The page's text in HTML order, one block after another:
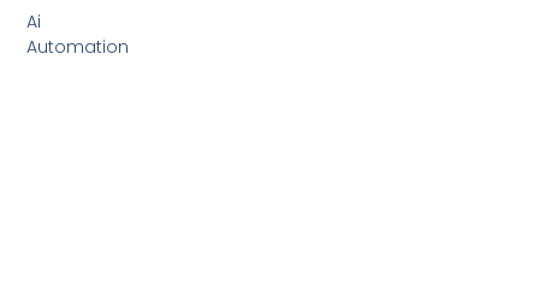
Ai
Automation